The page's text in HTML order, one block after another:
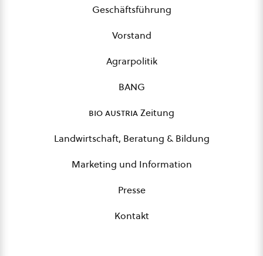
Geschäftsführung
Vorstand
Agrarpolitik
BANG
bio austriaZeitung
Landwirtschaft, Beratung & Bildung
Marketing und Information
Presse
Kontakt